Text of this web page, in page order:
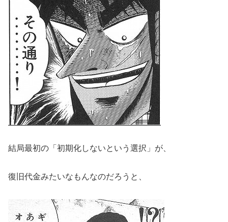
結局最初の「初期化しないという選択」が、
復旧代金みたいなもんなのだろうと、